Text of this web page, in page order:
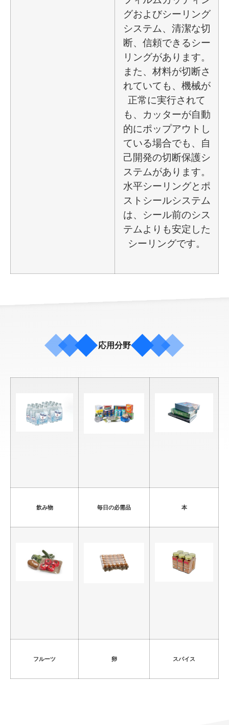
グおよびシーリング
システム、清潔な切
断、信頼できるシー
リングがあります。
また、材料が切断さ
れていても、機械が
正常に実行されて
も、カッターが自動
的にポップアウトし
ている場合でも、自
己開発の切断保護シ
ステムがあります。
水平シーリングとポ
ストシールシステム
は、シール前のシス
テムよりも安定した
シーリングです。
応用分野
飲み物 毎日の必需品 本
フルーツ 卵 スパイス